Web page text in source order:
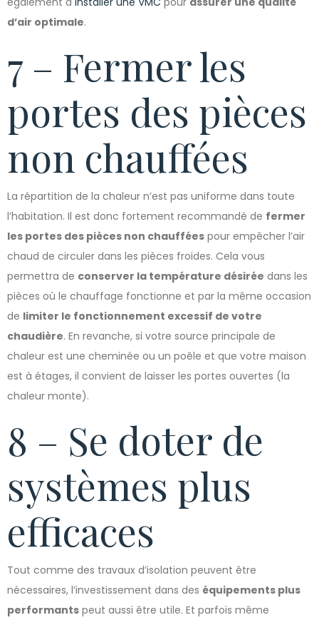
d’air optimale.
7 – Fermer les
portes des pièces
non chauffées
La répartition de la chaleur n’est pas uniforme dans toute
l’habitation. Il est donc fortement recommandé de fermer
les portes des pièces non chauffées pour empêcher l’air
chaud de circuler dans les pièces froides. Cela vous
permettra de conserver la température désirée dans les
pièces où le chauffage fonctionne et par la même occasion
de limiter le fonctionnement excessif de votre
chaudière. En revanche, si votre source principale de
chaleur est une cheminée ou un poêle et que votre maison
est à étages, il convient de laisser les portes ouvertes (la
chaleur monte).
8 – Se doter de
systèmes plus
efficaces
Tout comme des travaux d’isolation peuvent être
nécessaires, l’investissement dans des équipements plus
performants peut aussi être utile. Et parfois même